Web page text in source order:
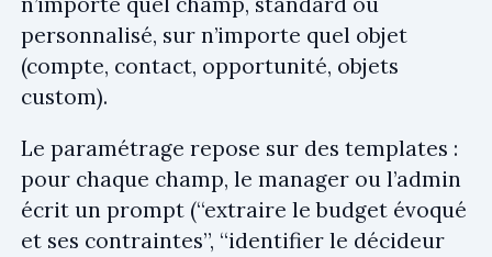
personnalisé, sur n’importe quel objet
(compte, contact, opportunité, objets
custom).
Le paramétrage repose sur des templates :
pour chaque champ, le manager ou l’admin
écrit un prompt (“extraire le budget évoqué
et ses contraintes”, “identifier le décideur